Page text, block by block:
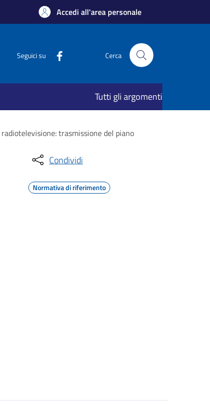
Accedi all'area personale
Seguici su Cerca
Tutti gli argomenti
trasmissione del piano
Condividi
Normativa di riferimento